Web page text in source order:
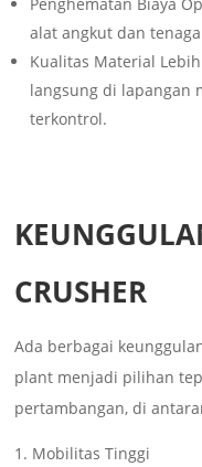
alat angkut dan
Kualitas Material
langsung di lapangan
terkontrol.
CRUSHER
Ada berbagai
plant menjadi pilihan
pertambangan, di
Mobilitas Tinggi